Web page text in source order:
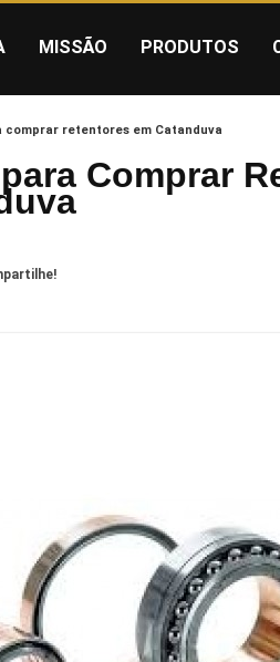
MISSÃO PRODUTOS
comprar retentores em Catanduva
Comprar